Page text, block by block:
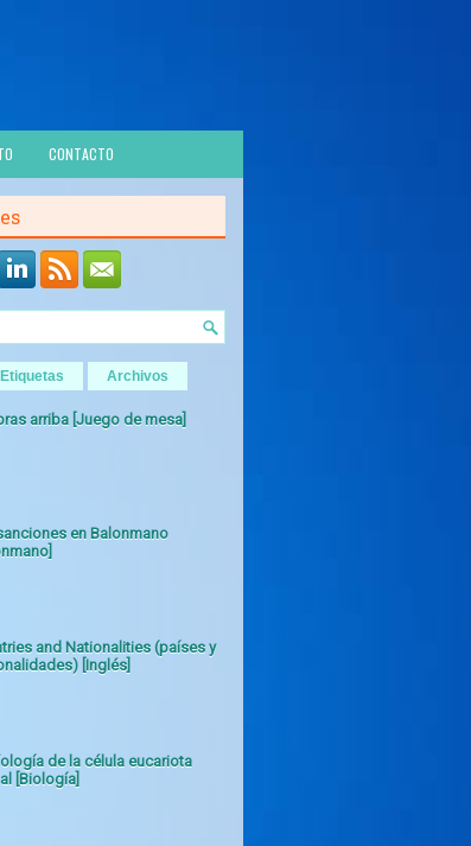
CONTACTO
Etiquetas Archivos
arriba [Juego de mesa]
en Balonmano
and Nationalities (países y
[Inglés]
de la célula eucariota
[Biología]